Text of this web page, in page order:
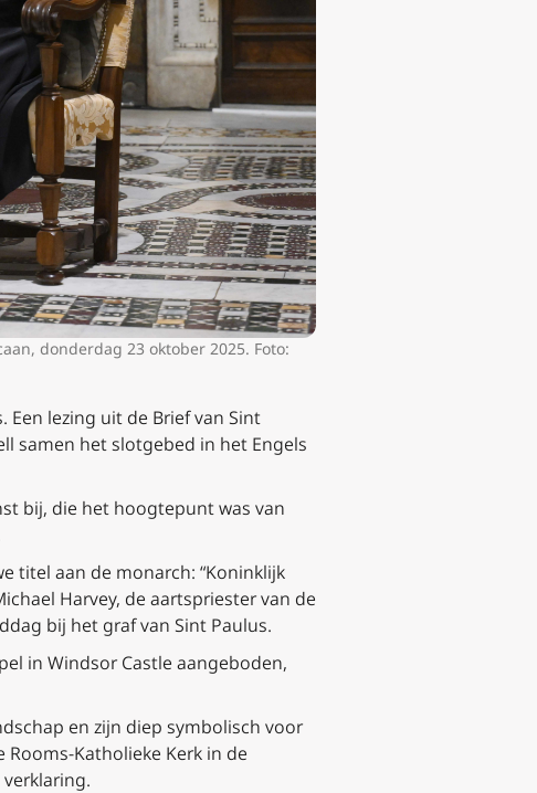
donderdag 23 oktober 2025. Foto:
Een lezing uit de Brief van Sint
samen het slotgebed in het Engels
bij, die het hoogtepunt was van
titel aan de monarch: “Koninklijk
Harvey, de aartspriester van de
bij het graf van Sint Paulus.
in Windsor Castle aangeboden,
en zijn diep symbolisch voor
Katholieke Kerk in de